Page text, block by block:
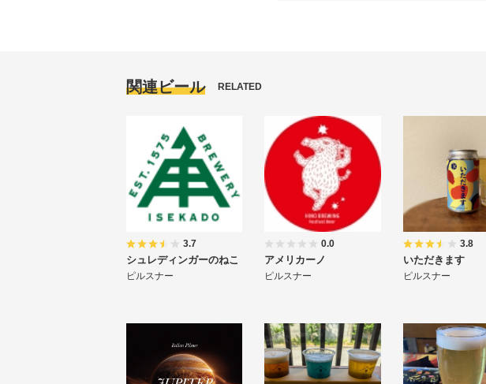
関連ビール RELATED
3.7
シュレディンガーのねこ
ピルスナー
0.0
アメリカーノ
ピルスナー
3.8
いただきます
ピルスナー